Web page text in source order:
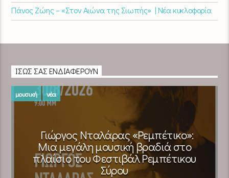
Πάνος Ζώης – «Στον Αιώνα της Σιωπής» | Νέα κυκλοφορία
ΊΣΩΣ ΣΑΣ ΕΝΔΙΑΦΈΡΟΥΝ
μουσική νέα
Γιώργος Νταλάρας «Ρεμπέτικο»:
Μια μεγάλη μουσική βραδιά στο
πλαίσιο του Φεστιβάλ Ρεμπέτικου
Σύρου